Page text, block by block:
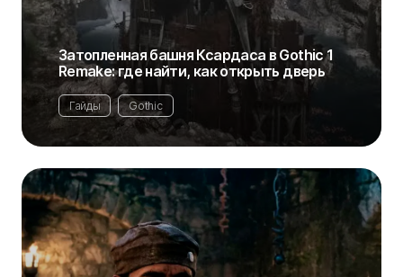
Затопленная башня Ксардаса в Gothic 1
Remake: где найти, как открыть дверь
Гайды Gothic